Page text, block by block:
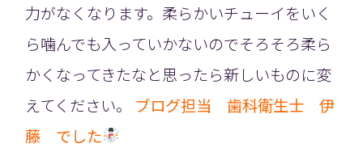
力がなくなります。柔らかいチューイをいく
ら噛んでも入っていかないのでそろそろ柔ら
かくなってきたなと思ったら新しいものに変
えてください。 ブログ担当 歯科衛生士 伊
藤 でした